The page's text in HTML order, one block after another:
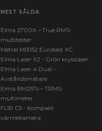
MEST SÅLDA
Elma 2700X – True RMS-
multitester
Metrel MI3152 Eurotest XC
Elma Laser X2 - Grön krysslaser
Elma Laser 4 Dual –
Avståndsmätare
Elma BM257s – TRMS-
multimeter
FLIR C5 - Kompakt
värmekamera